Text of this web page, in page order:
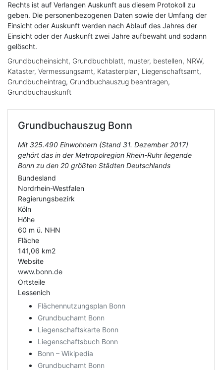
Rechts ist auf Verlangen Auskunft aus diesem Protokoll zu
geben. Die personenbezogenen Daten sowie der Umfang der
Einsicht oder Auskunft werden nach Ablauf des Jahres der
Einsicht oder der Auskunft zwei Jahre aufbewaht und sodann
gelöscht.
Grundbucheinsicht, Grundbuchblatt, muster, bestellen, NRW,
Kataster, Vermessungsamt, Katasterplan, Liegenschaftsamt,
Grundbucheintrag, Grundbuchauszug beantragen,
Grundbuchauskunft
Grundbuchauszug Bonn
Mit 325.490 Einwohnern (Stand 31. Dezember 2017)
gehört das in der Metropolregion Rhein-Ruhr liegende
Bonn zu den 20 größten Städten Deutschlands
Bundesland
Nordrhein-Westfalen
Regierungsbezirk
Köln
Höhe
60 m ü. NHN
Fläche
141,06 km2
Website
www.bonn.de
Ortsteile
Lessenich
Flächennutzungsplan Bonn
Grundbuchamt Bonn
Liegenschaftskarte Bonn
Liegenschaftsbuch Bonn
Bonn – Wikipedia
Grundbuchamt Bonn